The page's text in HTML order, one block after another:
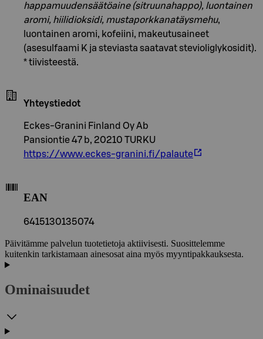
happamuudensäätöaine (sitruunahappo), luontainen
aromi, hiilidioksidi, mustaporkkanatäysmehu,
luontainen aromi, kofeiini, makeutusaineet
(asesulfaami K ja steviasta saatavat stevioliglykosidit).
* tiivisteestä.
Yhteystiedot
Eckes-Granini Finland Oy Ab
Pansiontie 47 b, 20210 TURKU
https://www.eckes-granini.fi/palaute
EAN
6415130135074
Päivitämme palvelun tuotetietoja aktiivisesti. Suosittelemme
kuitenkin tarkistamaan ainesosat aina myös myyntipakkauksesta.
Ominaisuudet